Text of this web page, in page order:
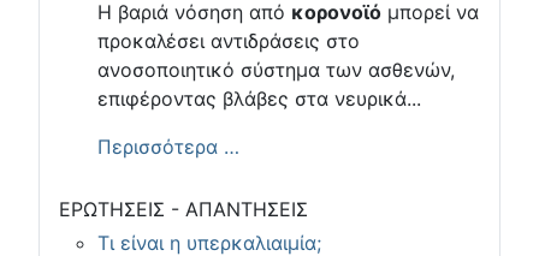
Η βαριά νόσηση από κορονοϊό μπορεί να
προκαλέσει αντιδράσεις στο
ανοσοποιητικό σύστημα των ασθενών,
επιφέροντας βλάβες στα νευρικά...
Περισσότερα …
ΕΡΩΤΗΣΕΙΣ - ΑΠΑΝΤΗΣΕΙΣ
Τι είναι η υπερκαλιαιμία;